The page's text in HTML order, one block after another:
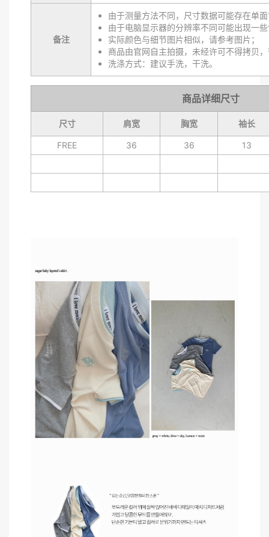
备注
由于测量方法不同，尺寸数据可能存在单
由于电脑显示器的分辨率不同可能出现一
实际颜色与细节图片相似，请参考图片；
商品由官网自主拍摄，未经许可不得拷贝
洗涤方式：建议手洗，干洗。
商品详细尺寸
尺寸 肩宽 胸宽 袖长
FREE 36 36 13